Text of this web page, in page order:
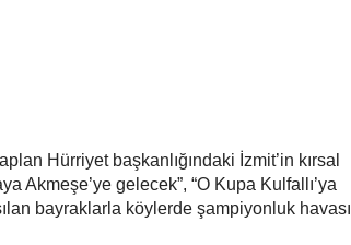
Hürriyet başkanlığındaki İzmit’in kırsal
Akmeşe’ye gelecek”, “O Kupa Kulfallı’ya
bayraklarla köylerde şampiyonluk havası